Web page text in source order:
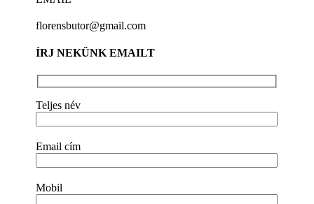
florensbutor@gmail.com
ÍRJ NEKÜNK EMAILT
Teljes név
Email cím
Mobil